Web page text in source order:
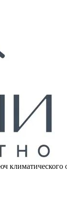
климатического